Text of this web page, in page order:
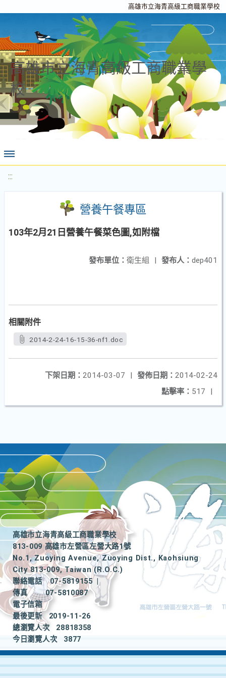
高雄市立海青高級工商職業學校
高雄市立海青高級工商職業學
校
:::
營養午餐專區
103年2月21日營養午餐菜色圖,如附檔
發布人： dep401
發布單位： 衛生組 |
相關附件
2014-2-24-16-15-36-nf1.doc
發佈日期： 2014-02-24
下架日期： 2014-03-07
|
點擊率： 517 |
高雄市立海青高級工商職業學校
813-009 高雄市左營區左營大路1號
No.1, Zuoying Avenue, Zuoying Dist., Kaohsiung
City 813-009, Taiwan (R.O.C.)
聯絡電話
07-5819155
|
傳真
07-5810087
電子信箱
最後更新
2019-11-26
總瀏覽人次
28818358
今日瀏覽人次
3877